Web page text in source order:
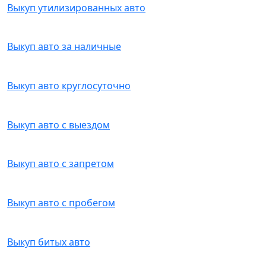
Выкуп утилизированных авто
Выкуп авто за наличные
Выкуп авто круглосуточно
Выкуп авто с выездом
Выкуп авто с запретом
Выкуп авто с пробегом
Выкуп битых авто